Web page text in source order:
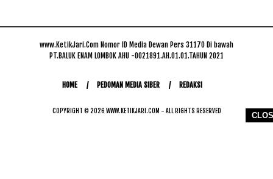
www.KetikJari.Com Nomor ID Media Dewan Pers 31170 Di bawah
PT.BALUK ENAM LOMBOK AHU -0021891.AH.01.01.TAHUN 2021
HOME PEDOMAN MEDIA SIBER REDAKSI
COPYRIGHT © 2026 WWW.KETIKJARI.COM - ALL RIGHTS RESERVED